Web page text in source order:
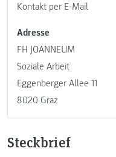
Kontakt per E-Mail
Adresse
FH JOANNEUM
Soziale Arbeit
Eggenberger Allee 11
8020 Graz
Steckbrief